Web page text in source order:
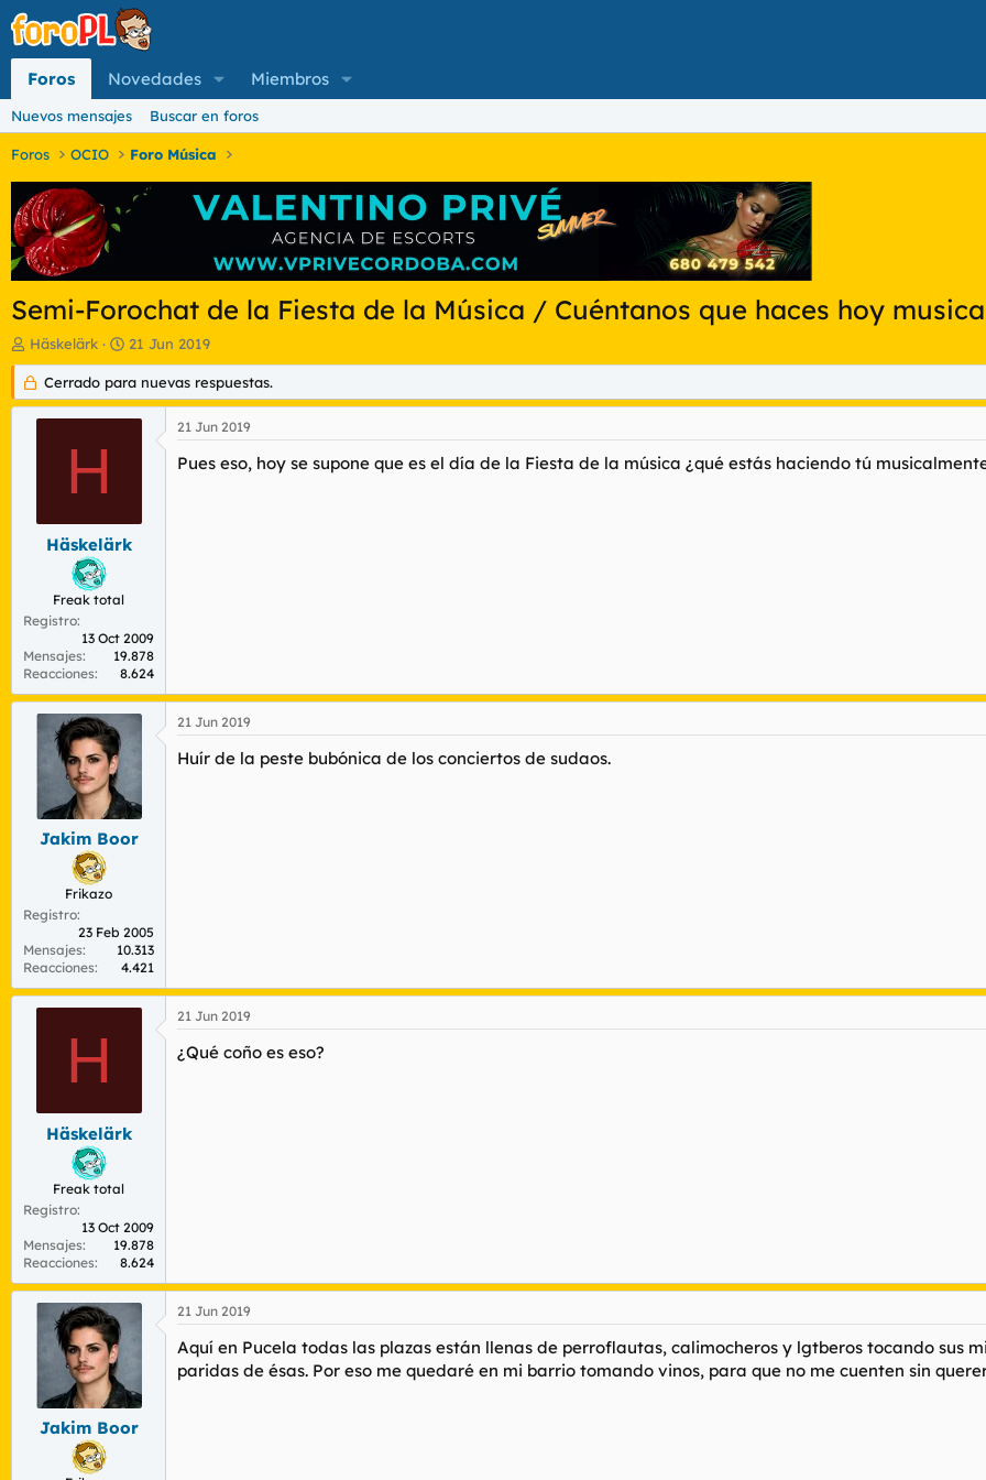
Foros Novedades Miembros
Nuevos mensajes Buscar en foros
Foros OCIO Foro Música
Semi-Forochat de la Fiesta de la Música / Cuéntanos que haces hoy
I
n
i
c
d
m
Häskelärk
F
e
c
h
a
i
c
21 Jun 2019
Cerrado para nuevas respuestas.
H
Häskelärk
Freak total
Registro
13 Oct 2009
Mensajes
19.878
Reacciones
8.624
21 Jun 2019
Pues eso, hoy se supone que es el día de la Fiesta de la música ¿qué estás haciendo tú
Jakim Boor
Frikazo
Registro
23 Feb 2005
Mensajes
10.313
Reacciones
4.421
21 Jun 2019
Huír de la peste bubónica de los conciertos de sudaos.
H
Häskelärk
Freak total
Registro
13 Oct 2009
Mensajes
19.878
Reacciones
8.624
21 Jun 2019
¿Qué coño es eso?
Jakim Boor
21 Jun 2019
Aquí en Pucela todas las plazas están llenas de perroflautas, calimocheros y lgtberos tocando sus
paridas de ésas. Por eso me quedaré en mi barrio tomando vinos, para que no me cuenten sin